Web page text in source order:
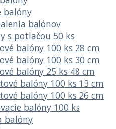
balóny
balónov
s potlačou 50 ks
balóny 100 ks 28 cm
balóny 100 ks 30 cm
balóny 25 ks 48 cm
balóny 100 ks 13 cm
balóny 100 ks 26 cm
balóny 100 ks
balóny